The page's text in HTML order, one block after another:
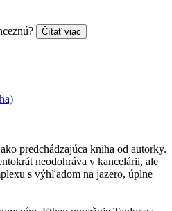
Čítať viac
predchádzajúca kniha od autorky.
neodohráva v kancelárii, ale
s výhľadom na jazero, úplne